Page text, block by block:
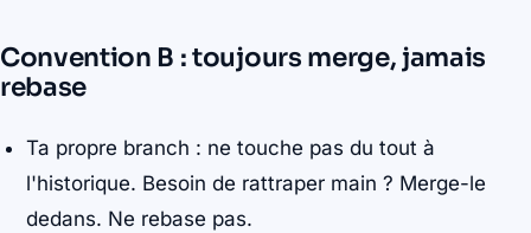
Convention B : toujours merge, jamais
rebase
Ta propre branch : ne touche pas du tout à
l'historique. Besoin de rattraper main ? Merge-le
dedans. Ne rebase pas.